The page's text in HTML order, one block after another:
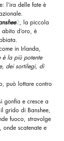
l’ira delle fate è
2, la piccola
d’oro, è
in Irlanda,
è la più potente
dei sortilegi, di
può lottare contro
gonfia e cresce a
grido di Banshee,
fuoco, stravolge
onde scatenate e